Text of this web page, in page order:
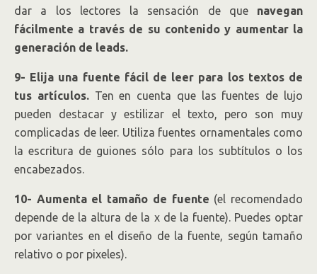
dar a los lectores la sensación de que navegan
fácilmente a través de su contenido y aumentar la
generación de leads.
9- Elija una fuente fácil de leer para los textos de
tus artículos.Ten en cuenta que las fuentes de lujo
pueden destacar y estilizar el texto, pero son muy
complicadas de leer. Utiliza fuentes ornamentales como
la escritura de guiones sólo para los subtítulos o los
encabezados.
10- Aumenta el tamaño de fuente (el recomendado
depende de la altura de la x de la fuente). Puedes optar
por variantes en el diseño de la fuente, según tamaño
relativo o por pixeles).